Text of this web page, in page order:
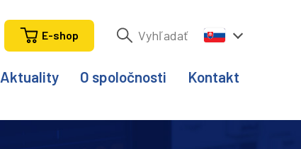
E-shop
Aktuality O spoločnosti Kontakt